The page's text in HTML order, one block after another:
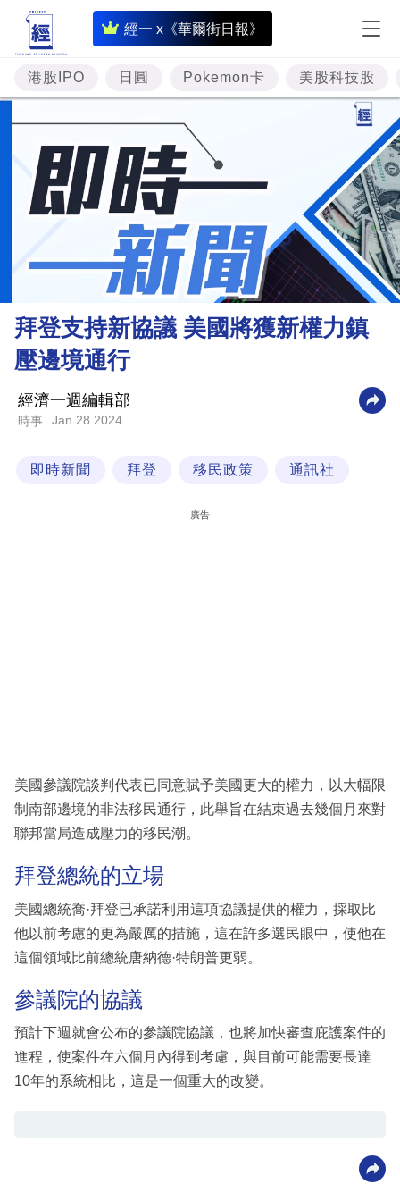
經一 x《華爾街日報》
即
時
財
經
專
題
投
資
樓
市
財
商
業
科
區
港股IPO 日圓 Pokemon卡 美股科技股
拜登支持新協議 美國將獲新權力鎮
壓邊境通行
經濟一週編輯部
時事 Jan 28 2024
即時新聞 拜登 移民政策 通訊社
廣告
美國參議院談判代表已同意賦予美國更大的權力，以大幅限
制南部邊境的非法移民通行，此舉旨在結束過去幾個月來對
聯邦當局造成壓力的移民潮。
拜登總統的立場
美國總統喬·拜登已承諾利用這項協議提供的權力，採取比
他以前考慮的更為嚴厲的措施，這在許多選民眼中，使他在
這個領域比前總統唐納德·特朗普更弱。
參議院的協議
預計下週就會公布的參議院協議，也將加快審查庇護案件的
進程，使案件在六個月內得到考慮，與目前可能需要長達
10年的系統相比，這是一個重大的改變。